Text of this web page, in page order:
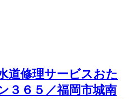
道修理サービスおた
３６５／福岡市城南